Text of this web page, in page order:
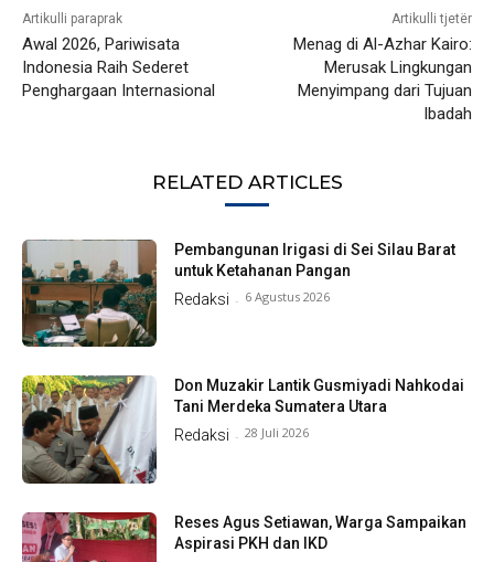
Artikulli paraprak
Awal 2026, Pariwisata
Indonesia Raih Sederet
Penghargaan Internasional
Artikulli tjetër
Menag di Al-Azhar Kairo:
Merusak Lingkungan
Menyimpang dari Tujuan
Ibadah
RELATED ARTICLES
Pembangunan Irigasi di Sei Silau Barat
untuk Ketahanan Pangan
Redaksi - 6 Agustus 2026
Don Muzakir Lantik Gusmiyadi Nahkodai
Tani Merdeka Sumatera Utara
Redaksi - 28 Juli 2026
Reses Agus Setiawan, Warga Sampaikan
Aspirasi PKH dan IKD